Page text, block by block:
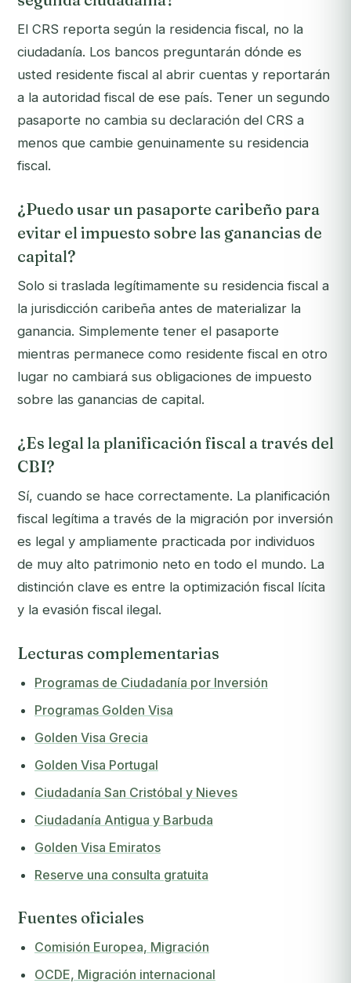
El CRS reporta según la residencia fiscal, no la
ciudadanía. Los bancos preguntarán dónde es
usted residente fiscal al abrir cuentas y reportarán
a la autoridad fiscal de ese país. Tener un segundo
pasaporte no cambia su declaración del CRS a
menos que cambie genuinamente su residencia
fiscal.
¿Puedo usar un pasaporte caribeño para
evitar el impuesto sobre las ganancias de
capital?
Solo si traslada legítimamente su residencia fiscal a
la jurisdicción caribeña antes de materializar la
ganancia. Simplemente tener el pasaporte
mientras permanece como residente fiscal en otro
lugar no cambiará sus obligaciones de impuesto
sobre las ganancias de capital.
¿Es legal la planificación fiscal a través del
CBI?
Sí, cuando se hace correctamente. La planificación
fiscal legítima a través de la migración por inversión
es legal y ampliamente practicada por individuos
de muy alto patrimonio neto en todo el mundo. La
distinción clave es entre la optimización fiscal lícita
y la evasión fiscal ilegal.
Lecturas complementarias
Programas de Ciudadanía por Inversión
Programas Golden Visa
Golden Visa Grecia
Golden Visa Portugal
Ciudadanía San Cristóbal y Nieves
Ciudadanía Antigua y Barbuda
Golden Visa Emiratos
Reserve una consulta gratuita
Fuentes oficiales
Comisión Europea, Migración
OCDE, Migración internacional